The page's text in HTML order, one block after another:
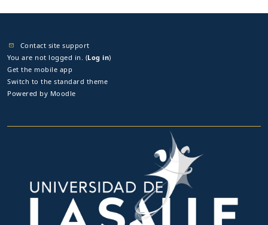
Contact site support
You are not logged in. (Log in)
Get the mobile app
Switch to the standard theme
Powered by Moodle